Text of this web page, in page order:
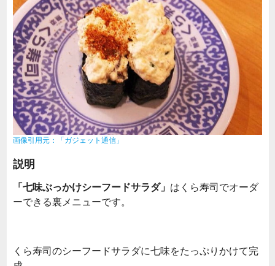
画像引用元：「ガジェット通信」
説明
「七味ぶっかけシーフードサラダ」 はくら寿司でオーダ
ーできる裏メニューです。
くら寿司のシーフードサラダに七味をたっぷりかけて完